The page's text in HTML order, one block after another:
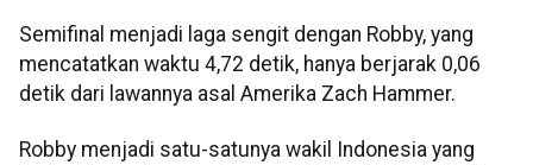
Semifinal menjadi laga sengit dengan Robby, yang
mencatatkan waktu 4,72 detik, hanya berjarak 0,06
detik dari lawannya asal Amerika Zach Hammer.
Robby menjadi satu-satunya wakil Indonesia yang